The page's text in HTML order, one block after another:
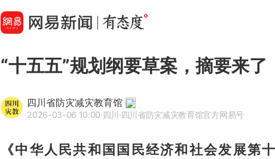
“十五五”规划纲要草案，摘要来了
四川省防灾减灾教育馆
2026-03-06 10:00·四川·四川省防灾减灾教育馆官方网易号
《中华人民共和国国民经济和社会发展第